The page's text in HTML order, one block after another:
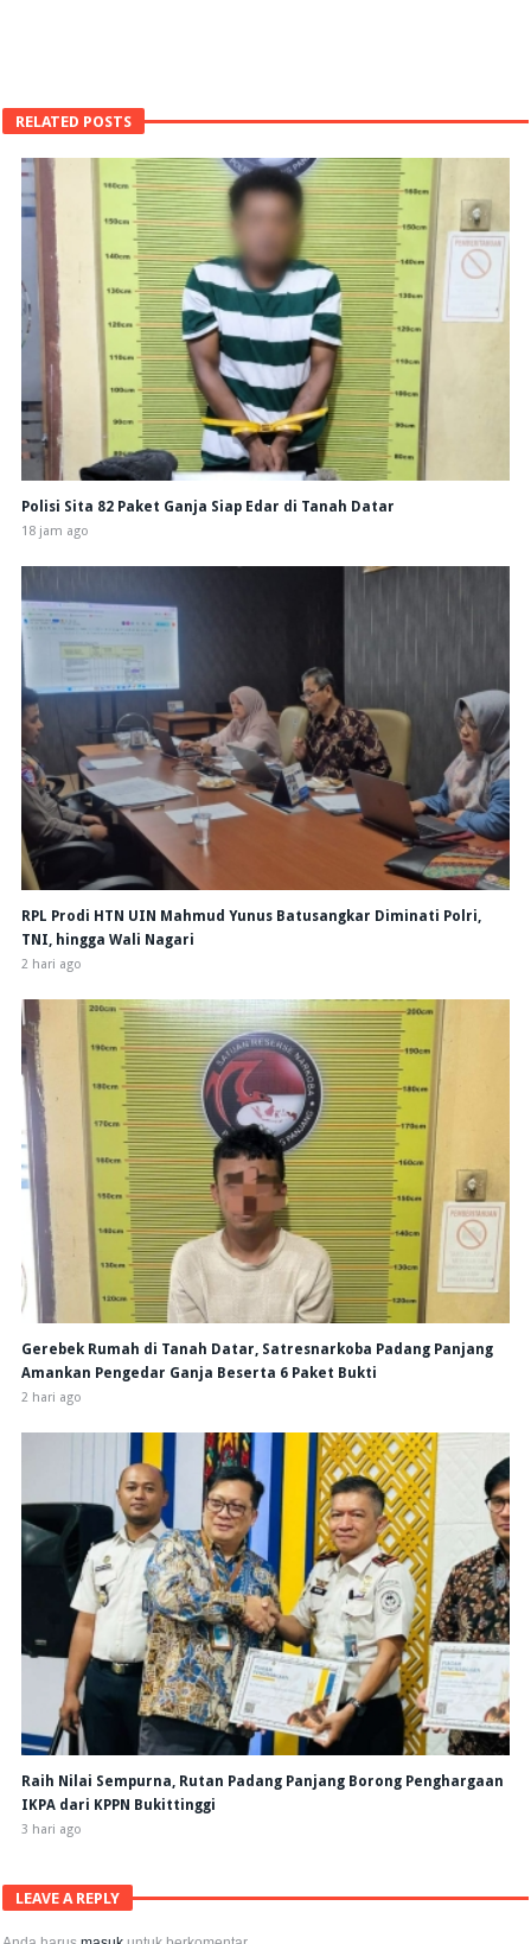
RELATED POSTS
Polisi Sita 82 Paket Ganja Siap Edar di Tanah Datar
18 jam ago
RPL Prodi HTN UIN Mahmud Yunus Batusangkar Diminati Polri,
TNI, hingga Wali Nagari
2 hari ago
Gerebek Rumah di Tanah Datar, Satresnarkoba Padang Panjang
Amankan Pengedar Ganja Beserta 6 Paket Bukti
2 hari ago
Raih Nilai Sempurna, Rutan Padang Panjang Borong Penghargaan
IKPA dari KPPN Bukittinggi
3 hari ago
LEAVE A REPLY